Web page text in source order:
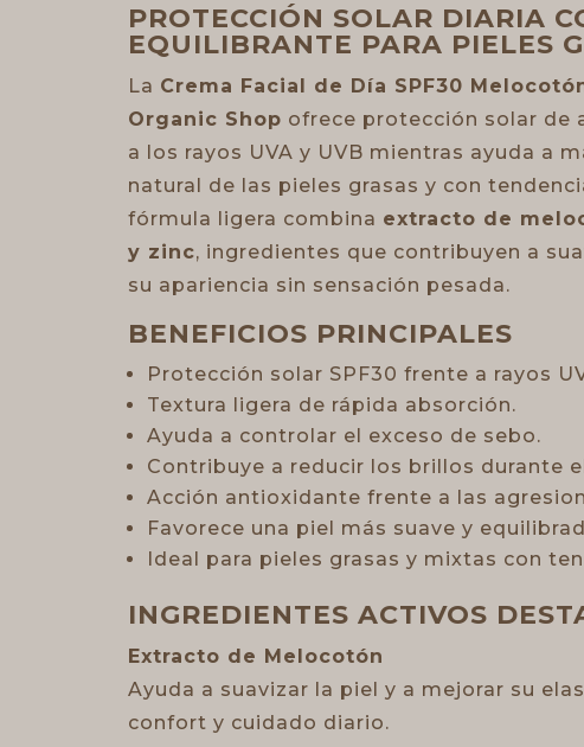
PROTECCIÓN SOLAR DIARIA
EQUILIBRANTE PARA PIELES
La Crema Facial de Día SPF30
Organic Shop ofrece protección solar de
a los rayos UVA y UVB mientras ayuda a
natural de las pieles grasas y con
fórmula ligera combina extracto de
y zinc, ingredientes que contribuyen a
su apariencia sin sensación pesada.
BENEFICIOS PRINCIPALES
Protección solar SPF30 frente a rayos
Textura ligera de rápida absorción.
Ayuda a controlar el exceso de sebo.
Contribuye a reducir los brillos durante
Acción antioxidante frente a las
Favorece una piel más suave y
Ideal para pieles grasas y mixtas con
INGREDIENTES ACTIVOS
Extracto de Melocotón
Ayuda a suavizar la piel y a mejorar su
confort y cuidado diario.